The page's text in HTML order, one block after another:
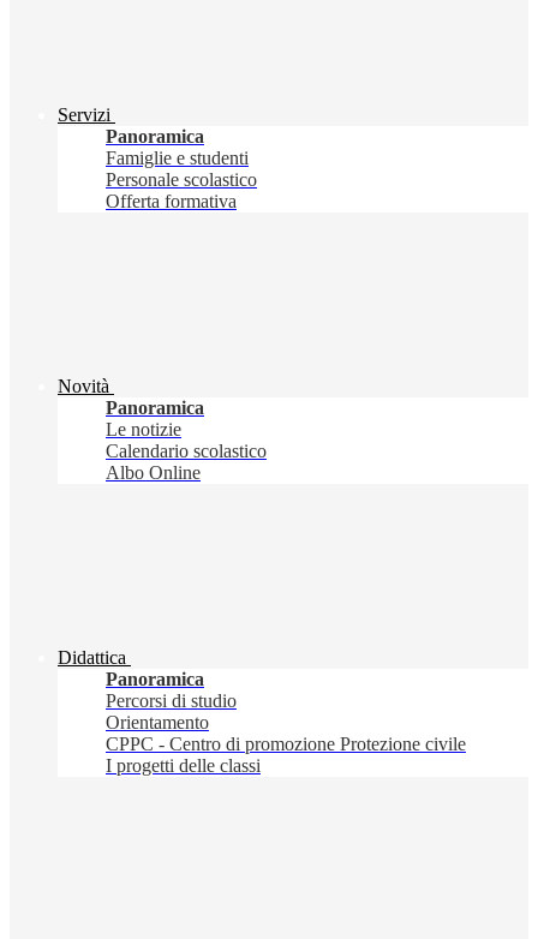
Servizi
Panoramica
Famiglie e studenti
Personale scolastico
Offerta formativa
Novità
Panoramica
Le notizie
Calendario scolastico
Albo Online
Didattica
Panoramica
Percorsi di studio
Orientamento
CPPC - Centro di promozione Protezione civile
I progetti delle classi